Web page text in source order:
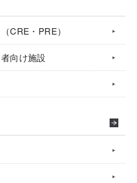
CRE・PRE）
向け施設